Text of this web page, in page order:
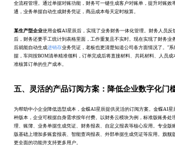
全流程管理。通过单据对账功能，财务可一键生成客户对账单，提升对账效
通，业务单据自动生成财务凭证，商品成本每天定时核算。
某生产型企业使用金蝶AI星辰后，实现了业务财务一体化管理。财务人员反
后，财务还要手工统计到表格里面，工作重复且不实时。现在实现了财务业
后就能自动生成进销存业务凭证，老板也更清楚知道公司各方面情况了。"
据，车间按BOM清单精准领料，订单完成后将直接材料、共耗材料、人员
准核算订单的生产成本。
五、灵活的产品订阅方案：降低企业数字化门
为帮助中小企业降低选型成本，金蝶AI星辰提供灵活的订阅方案。金蝶AI星
种版本，企业可根据自身需求按年付费。以财务云模块为例，标准版账务处
理、账簿、业务单据生成凭证、财务报表、自定义报表等核心应用。专业版
版基础上增加多账套报表、智能查询报表、外部单据生成凭证等应用。旗舰
更全面的功能并支持更多用户。